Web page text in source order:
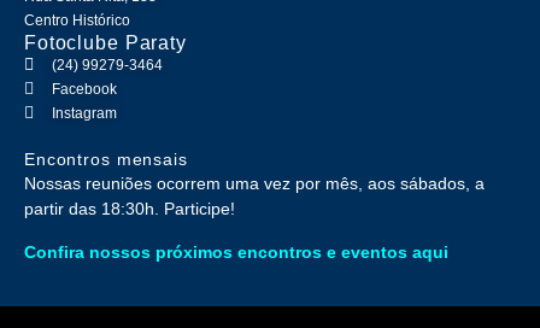
Centro Histórico
Fotoclube Paraty
(24) 99279-3464
Facebook
Instagram
Encontros mensais
Nossas reuniões ocorrem uma vez por mês, aos sábados, a
partir das 18:30h. Participe!
Confira nossos próximos encontros e eventos aqui